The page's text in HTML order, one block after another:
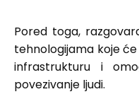
Pored toga,
tehnologijama koje
infrastrukturu i
povezivanje ljudi.